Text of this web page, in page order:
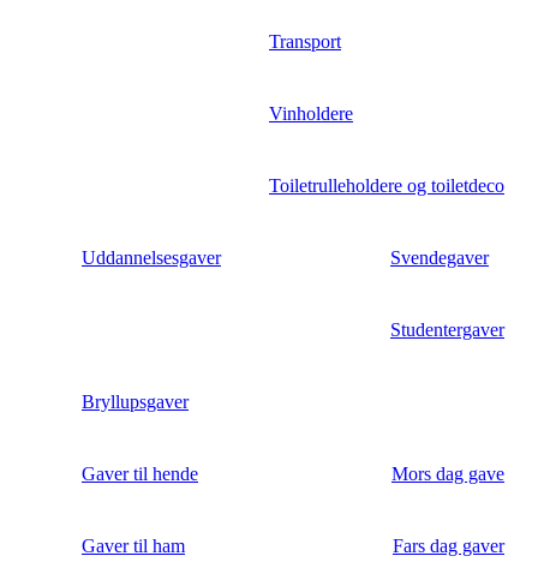
Transport
Vinholdere
Toiletrulleholdere og toiletdeco
Uddannelsesgaver Svendegaver
Studentergaver
Bryllupsgaver
Gaver til hende Mors dag gave
Gaver til ham Fars dag gaver